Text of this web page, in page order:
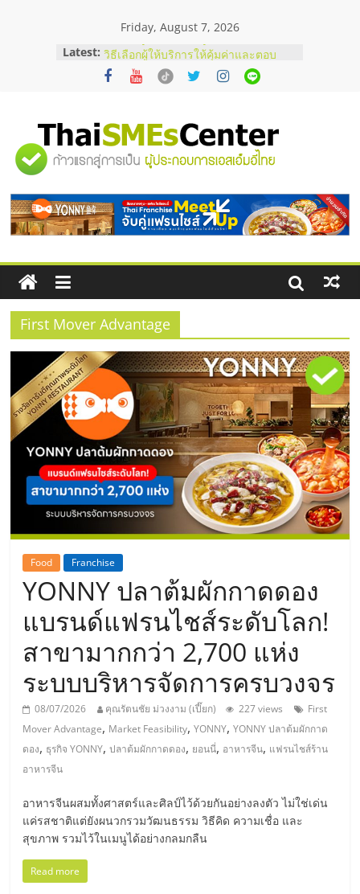
Friday, August 7, 2026
Latest: บริษัท Cybersecurity ในไทยที่ไหนดี?
วิธีเลือกผู้ให้บริการให้คุ้มค่าและตอบ
โจทย์ธุรกิจ
สัมมนาออนไลน์ โอกาสบริหารสถานี
บริการน้ำมัน Shell
สัมมนาลงทุน แฟรนไชส์ยอนนี่
ไชส์ ครั้งที่ 8
ร้านเครื่องเสียงคุณภาพสูง พร้อม
โซลูชันระบบภาพและเสียง
"ศูนย์
รวม
ข้อมูล
ธุรกิจ
SME
แห่ง
ประเทศไทย,
ThaiSMEsCenter,
รวม
ธุรกิจ
เอ
ส
เอ็
มอี
ไทย,
SMEs,
แฟ
First Mover Advantage
Food Franchise
YONNY ปลาต้มผักกาดดอง
แบรนด์แฟรนไชส์ระดับโลก!
สาขามากกว่า 2,700 แห่ง
ระบบบริหารจัดการครบวงจร
08/07/2026 คุณรัตนชัย ม่วงงาม (เปี๊ยก) 227 views
First
Mover Advantage, Market Feasibility,YONNY,YONNY ปลาต้มผักกาด
ดอง, ธุรกิจ YONNY,ปลาต้มผักกาดดอง, ยอนนี่, อาหารจีน, แฟรนไชส์ร้าน
อาหารจีน
อาหารจีนผสมทั้งศาสตร์และศิลป์ไว้ด้วยกันอย่างลงตัว ไม่ใช่เด่น
แค่รสชาติแต่ยังผนวกรวมวัฒนธรรม วิธีคิด ความเชื่อ และ
สุขภาพ รวมไว้ในเมนูได้อย่างกลมกลืน
Read more